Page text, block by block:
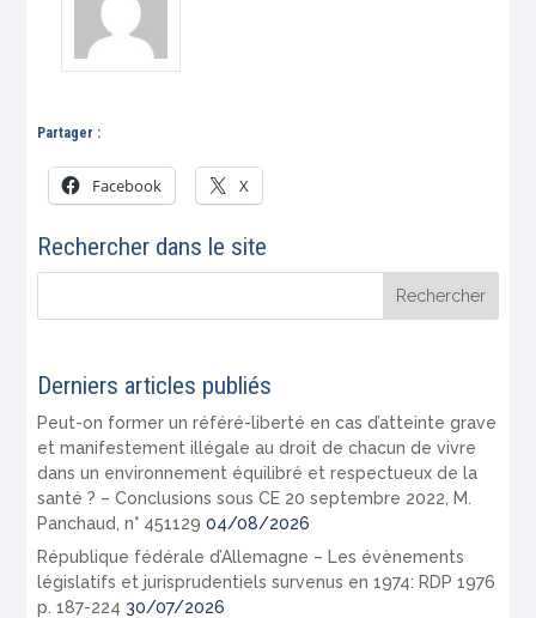
Partager :
Facebook X
Rechercher dans le site
Derniers articles publiés
Peut-on former un référé-liberté en cas d’atteinte grave
et manifestement illégale au droit de chacun de vivre
dans un environnement équilibré et respectueux de la
santé ? – Conclusions sous CE 20 septembre 2022, M.
Panchaud, n° 451129 04/08/2026
République fédérale d’Allemagne – Les évènements
législatifs et jurisprudentiels survenus en 1974: RDP 1976
p. 187-224 30/07/2026